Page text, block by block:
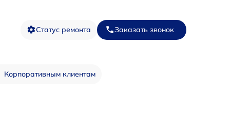
Статус ремонта Заказать звонок
Корпоративным клиентам